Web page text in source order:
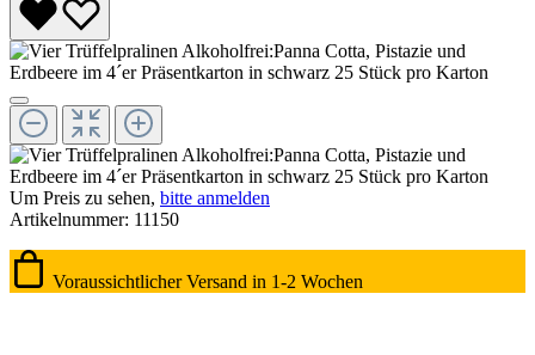
Um Preis zu sehen, bitte anmelden
Artikelnummer: 11150
Voraussichtlicher Versand in 1-2 Wochen